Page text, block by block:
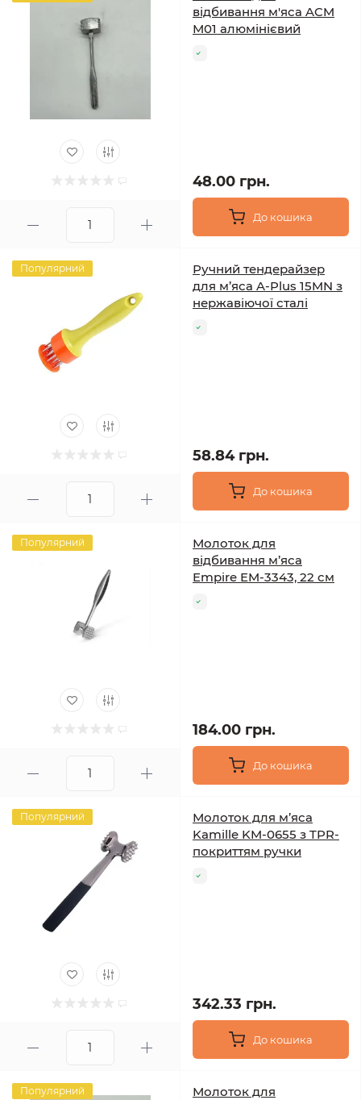
відбивання м'яса ACM
М01 алюмінієвий
48.00 грн.
До кошика
Популярний
Ручний тендерайзер
для м’яса A-Plus 15MN з
нержавіючої сталі
58.84 грн.
До кошика
Популярний
Молоток для
відбивання м’яса
Empire EM-3343, 22 см
184.00 грн.
До кошика
Популярний
Молоток для м’яса
Kamille KM-0655 з TPR-
покриттям ручки
342.33 грн.
До кошика
Популярний
Молоток для